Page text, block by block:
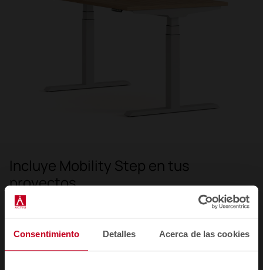
Consentimiento Detalles Acerca de las cookies
Incluye Mobility Step en tus
proyectos
Rellena este formulario y nos pondremos en contacto
Nombre *